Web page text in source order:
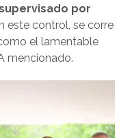
por
este control, se corre
el lamentable
mencionado.